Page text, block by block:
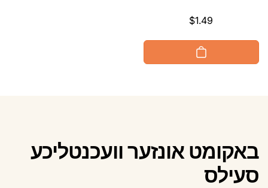
געהעריגע
$1.49
באקומט אונזער וועכנטליכע
סעילס